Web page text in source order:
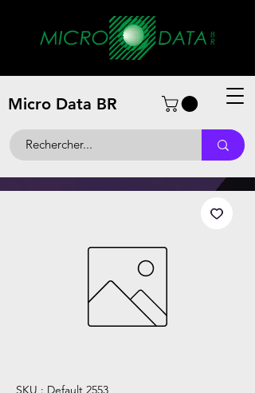
Micro Data BR
SKU : Default 2553